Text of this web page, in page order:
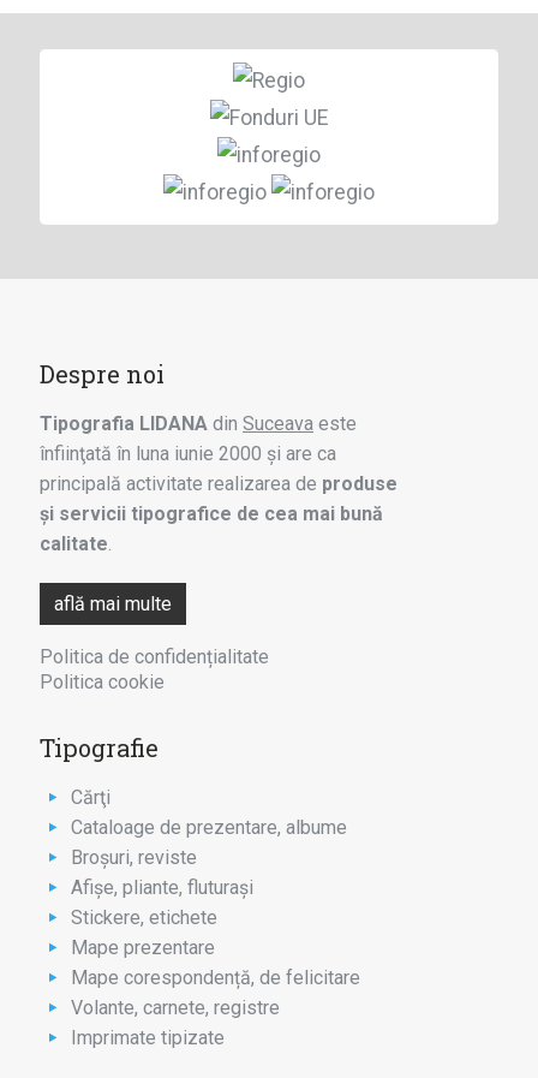
Despre noi
Tipografia LIDANA din Suceava este
înfiinţată în luna iunie 2000 şi are ca
principală activitate realizarea de produse
şi servicii tipografice de cea mai bună
calitate.
află mai multe
Politica de confidențialitate
Politica cookie
Tipografie
Cărţi
Cataloage de prezentare, albume
Broşuri, reviste
Afişe, pliante, fluturaşi
Stickere, etichete
Mape prezentare
Mape corespondență, de felicitare
Volante, carnete, registre
Imprimate tipizate